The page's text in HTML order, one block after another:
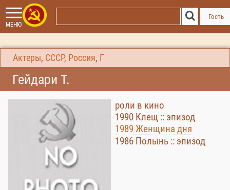
МЕНЮ
Гость
Актеры, СССР, Россия, Г
Гейдари Т.
роли в кино
1990 Клещ :: эпизод
1989 Женщина дня
1986 Полынь :: эпизод